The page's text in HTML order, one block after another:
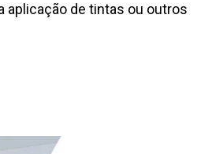
aplicação de tintas ou outros